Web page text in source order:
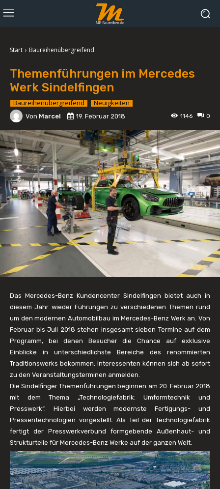
Start Baureihenübergreifend
Themenführungen im Mercedes
Werk Sindelfingen
Baureihenübergreifend Neuigkeiten
Von Marcel 0
19. Februar 2018 1146
Das Mercedes-Benz Kundencenter Sindelfingen bietet auch in
diesem Jahr wieder Führungen zu verschiedenen Themen rund
um den modernen Automobilbau im Mercedes-Benz Werk an. Von
Februar bis Juli 2018 stehen insgesamt sieben Termine auf dem
Programm, bei denen Besucher die Chance auf exklusive
Einblicke in unterschiedlichste Bereiche des renommierten
Traditionswerks bekommen. Interessenten können sich ab sofort
zu den Veranstaltungsterminen anmelden.
Die Sindelfinger Themenführungen beginnen am 20. Februar 2018
mit dem Thema „Technologiefabrik: Umformtechnik und
Presswerk“. Hierbei werden modernste Fertigungs- und
Pressentechnologien vorgestellt. Als Teil der Technologiefabrik
fertigt der Presswerkverbund formgebende Außenhaut- und
Strukturteile für Mercedes-Benz Werke auf der ganzen Welt.